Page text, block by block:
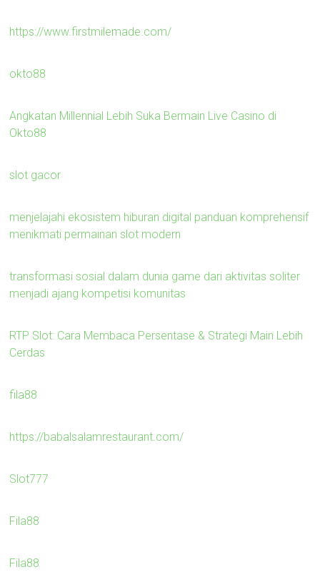
https://www.firstmilemade.com/
okto88
Angkatan Millennial Lebih Suka Bermain Live Casino di
Okto88
slot gacor
menjelajahi ekosistem hiburan digital panduan komprehensif
menikmati permainan slot modern
transformasi sosial dalam dunia game dari aktivitas soliter
menjadi ajang kompetisi komunitas
RTP Slot: Cara Membaca Persentase & Strategi Main Lebih
Cerdas
fila88
https://babalsalamrestaurant.com/
Slot777
Fila88
Fila88